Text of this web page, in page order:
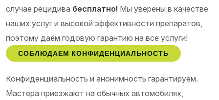
случае рецидива бесплатно! Мы уверены в качестве
наших услуг и высокой эффективности препаратов,
поэтому даём годовую гарантию на все услуги!
СОБЛЮДАЕМ КОНФИДЕНЦИАЛЬНОСТЬ
Конфиденциальность и анонимность гарантируем.
Мастера приезжают на обычных автомобилях,